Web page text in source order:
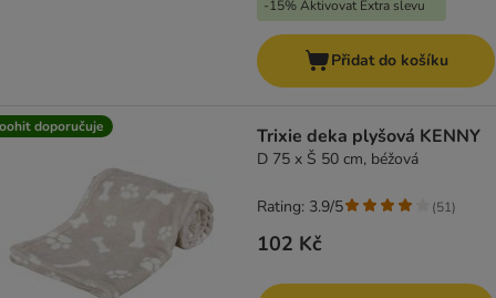
-15% Aktivovat Extra slevu
Přidat do košíku
doporučuje Trixie deka plyšová KENNY
D 75 x Š 50 cm, béžová
102 Kč
Rating: 3.9/5 (51)